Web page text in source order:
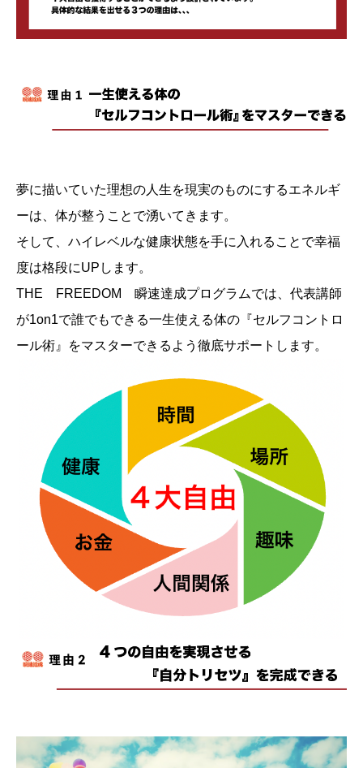
夢に描いていた理想の人生を現実のものにするエネルギ
ーは、体が整うことで湧いてきます。
そして、ハイレベルな健康状態を手に入れることで幸福
度は格段にUPします。
THE FREEDOM 瞬速達成プログラムでは、代表講師
が1on1で誰でもできる一生使える体の『セルフコントロ
ール術』をマスターできるよう徹底サポートします。